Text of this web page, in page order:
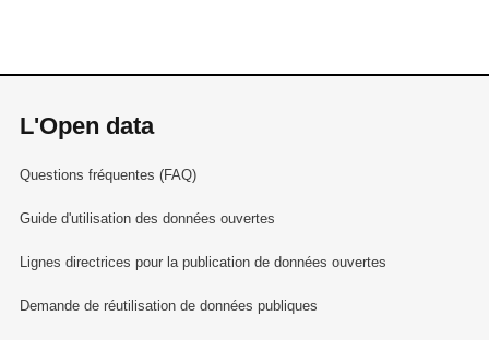
L'Open data
Questions fréquentes (FAQ)
Guide d'utilisation des données ouvertes
Lignes directrices pour la publication de données ouvertes
Demande de réutilisation de données publiques